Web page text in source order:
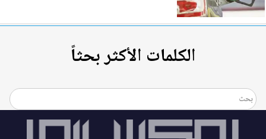
الكلمات الأكثر بحثاً